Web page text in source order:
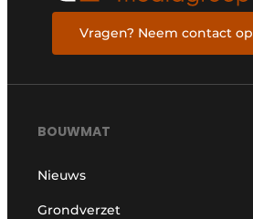
Vragen? Neem contact op
BOUWMAT
Nieuws
Grondverzet